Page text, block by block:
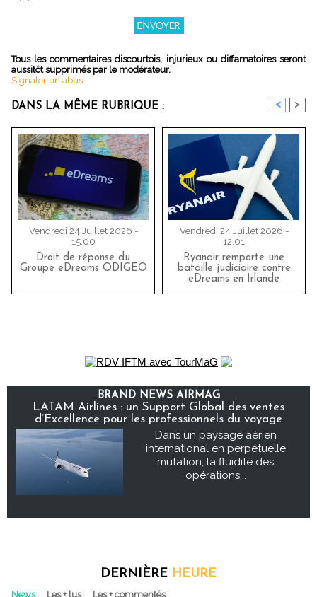
Tous les commentaires discourtois, injurieux ou diffamatoires seront
aussitôt supprimés par le modérateur.
Signaler un abus
DANS LA MÊME RUBRIQUE : < >
Vendredi 24 Juillet 2026 -
15:00
Droit de réponse du
Groupe eDreams ODIGEO
Vendredi 24 Juillet 2026 -
12:01
Ryanair remporte une
bataille judiciaire contre
eDreams en Irlande
BRAND NEWS AIRMAG
LATAM Airlines : un Support Global des ventes
d’Excellence pour les professionnels du voyage
Dans un paysage aérien
international en perpétuelle
mutation, la fluidité des
opérations...
DERNIÈRE HEURE
News Les + lus Les + commentés